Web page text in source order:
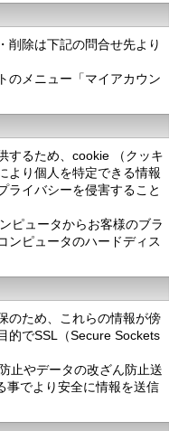
削除は下記の問合せ先より
のメニュー「マイアカウン
するため、cookie （クッキ
より個人を特定できる情報
ライバシーを侵害すること
ピュータからお客様のブラ
ンピュータのハードディス
のため、これらの情報が傍
的でSSL（Secure Sockets
止やデータの改ざん防止送
事でより安全に情報を送信